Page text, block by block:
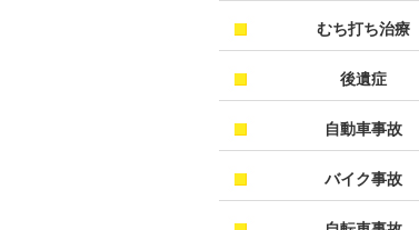
むち打ち治療
後遺症
自動車事故
バイク事故